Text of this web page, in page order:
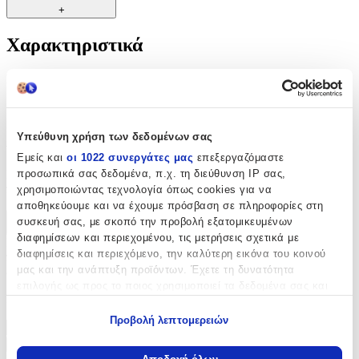
Υπεύθυνη χρήση των δεδομένων σας
Εμείς και οι 1022 συνεργάτες μας επεξεργαζόμαστε
προσωπικά σας δεδομένα, π.χ. τη διεύθυνση IP σας,
χρησιμοποιώντας τεχνολογία όπως cookies για να
αποθηκεύουμε και να έχουμε πρόσβαση σε πληροφορίες στη
συσκευή σας, με σκοπό την προβολή εξατομικευμένων
διαφημίσεων και περιεχομένου, τις μετρήσεις σχετικά με
διαφημίσεις και περιεχόμενο, την καλύτερη εικόνα του κοινού
μας και την ανάπτυξη προϊόντων. Έχετε τη δυνατότητα
Να συλλέξουμε πληροφορίες σχετικά με τη γεωγραφική
Προβολή λεπτομερειών
+
Χαρακτηριστικά
Κατασκευαστής
Dovo
Αξιολογήσεις
Προς το παρόν δεν υπάρχουν άλλες αξιολογήσεις. Όταν
προστεθούν, θα εμφανιστούν εδώ.
Πώς υπολογίζεται η βαθμολογία
Η τελική βαθμολογία βασίζεται αποκλειστικά σε κριτικές χρηστών
που έχουν πραγματοποιήσει αγορά μέσω SHOPFLIX ή έχουν
επιβεβαιώσει την αγορά τους.
Γράψου στο Νewsletter μας για νέα & προσφορές!
Εγγραφή